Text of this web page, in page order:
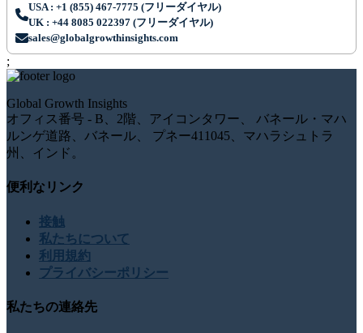
USA : +1 (855) 467-7775 (フリーダイヤル)
UK : +44 8085 022397 (フリーダイヤル)
sales@globalgrowthinsights.com
;
Global Growth Insights
オフィス番号 - B、2階、アイコンタワー、 バネール・マハ
ルンゲ道路、バネール、 プネー411045、マハラシュトラ
州、インド。
便利なリンク
接触
私たちについて
利用規約
プライバシーポリシー
私たちの連絡先